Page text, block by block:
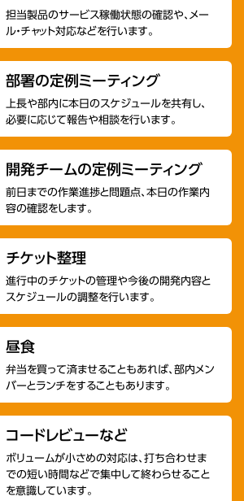
担当製品のサービス稼働状態の確認や、メー
ル・チャット対応などを行います。
部署の定例ミーティング
上長や部内に本日のスケジュールを共有し、
必要に応じて報告や相談を行います。
開発チームの定例ミーティング
前日までの作業進捗と問題点、本日の作業内
容の確認をします。
チケット整理
進行中のチケットの管理や今後の開発内容と
スケジュールの調整を行います。
昼食
弁当を買って済ませることもあれば、部内メン
バーとランチをすることもあります。
コードレビューなど
ボリュームが小さめの対応は、打ち合わせま
での短い時間などで集中して終わらせること
を意識しています。